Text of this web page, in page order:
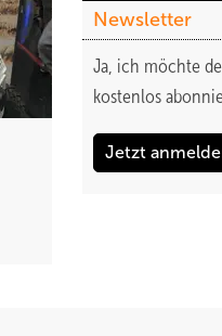
Newsletter
Ja, ich möchte
kostenlos
Jetzt